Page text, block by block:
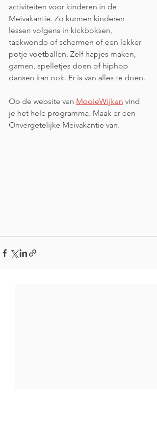
activiteiten voor kinderen in de
Meivakantie. Zo kunnen kinderen
lessen volgens in kickboksen,
taekwondo of schermen of een lekker
potje voetballen. Zelf hapjes maken,
gamen, spelletjes doen of hiphop
dansen kan ook. Er is van alles te doen.
Op de website van MooieWijken vind
je het hele programma. Maak er een
Onvergetelijke Meivakantie van.